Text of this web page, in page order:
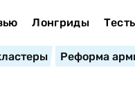
Лонгриды
Реформа